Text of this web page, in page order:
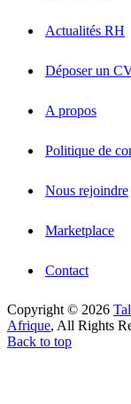
Actualités RH
Déposer un
A propos
Politique de
Nous rejoindre
Marketplace
Contact
Copyright © 2026
Afrique, All Rights
Back to top